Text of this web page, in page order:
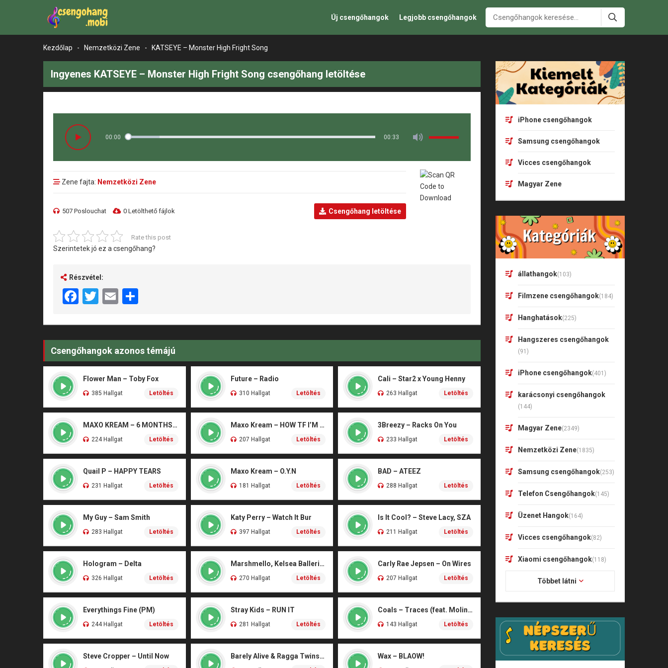
Új csengőhangok Legjobb csengőhangok
Kezdőlap - Nemzetközi Zene - KATSEYE – Monster High Fright Song
Ingyenes KATSEYE – Monster High Fright Song csengőhang letöltése
00:00 00:33
Zene fajta: Nemzetközi Zene
507 Poslouchat 0 Letölthető fájlok Csengőhang letöltése
Rate this post
Szerintetek jó ez a csengőhang?
Részvétel:
Facebook
Twitter
Email
Csengőhangok azonos témájú
Flower Man – Toby Fox
385 Hallgat Letöltés
Future – Radio
310 Hallgat Letöltés
Cali – Star2 x Young Henny
263 Hallgat Letöltés
MAXO KREAM – 6 MONTHS CLEAN
224 Hallgat Letöltés
Maxo Kream – HOW TF I’M LUCKY
207 Hallgat Letöltés
3Breezy – Racks On You
233 Hallgat Letöltés
Quail P – HAPPY TEARS
231 Hallgat Letöltés
Maxo Kream – O.Y.N
181 Hallgat Letöltés
BAD – ATEEZ
288 Hallgat Letöltés
My Guy – Sam Smith
283 Hallgat Letöltés
Katy Perry – Watch It Bur
397 Hallgat Letöltés
Is It Cool? – Steve Lacy, SZA
211 Hallgat Letöltés
Hologram – Delta
326 Hallgat Letöltés
Marshmello, Kelsea Ballerini – Another Drink
270 Hallgat Letöltés
Carly Rae Jepsen – On Wires
207 Hallgat Letöltés
Everythings Fine (PM)
244 Hallgat Letöltés
Stray Kids – RUN IT
281 Hallgat Letöltés
Coals – Traces (feat. Molina)
143 Hallgat Letöltés
Steve Cropper – Until Now Barely Alive & Ragga Twins – We Set It Wax – BLAOW!
iPhone csengőhangok
Samsung csengőhangok
Vicces csengőhangok
Magyar Zene
állathangok(103)
Filmzene csengőhangok(184)
Hanghatások(225)
Hangszeres csengőhangok
(91)
iPhone csengőhangok(401)
karácsonyi csengőhangok
(144)
Magyar Zene(2349)
Nemzetközi Zene(1835)
Samsung csengőhangok(253)
Telefon Csengőhangok(145)
Üzenet Hangok(164)
Vicces csengőhangok(82)
Xiaomi csengőhangok(118)
Többet látni